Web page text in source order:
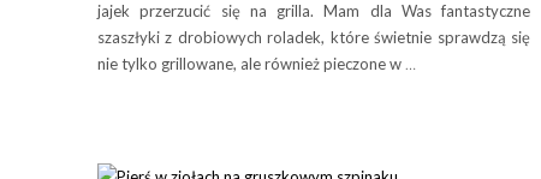
jajek przerzucić się na grilla. Mam dla Was fantastyczne
szaszłyki z drobiowych roladek, które świetnie sprawdzą się
nie tylko grillowane, ale również pieczone w…